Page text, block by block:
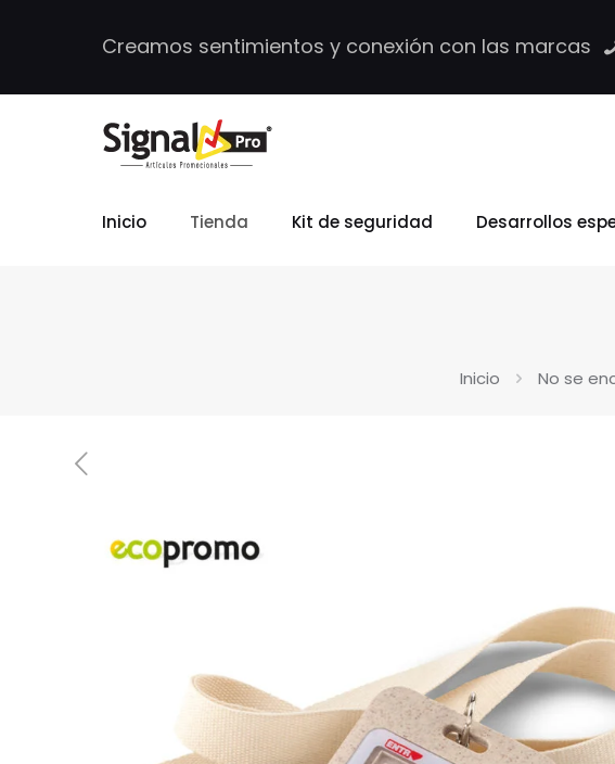
Creamos sentimientos y conexión con las marcas
Inicio Tienda Kit de seguridad Desarrollos
Inicio No se